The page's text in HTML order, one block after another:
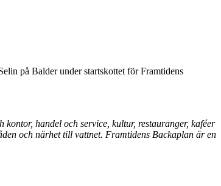
på Balder under startskottet för Framtidens
handel och service, kultur, restauranger, kaféer
och närhet till vattnet. Framtidens Backaplan är en